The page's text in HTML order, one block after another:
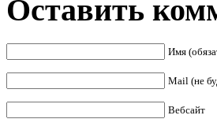
Оставить
Имя
Mail (не
Вебсайт